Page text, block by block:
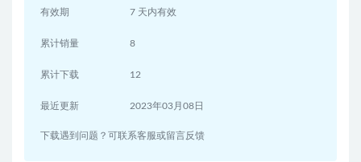
有效期 7 天内有效
累计销量 8
累计下载 12
最近更新 2023年03月08日
下载遇到问题？可联系客服或留言反馈